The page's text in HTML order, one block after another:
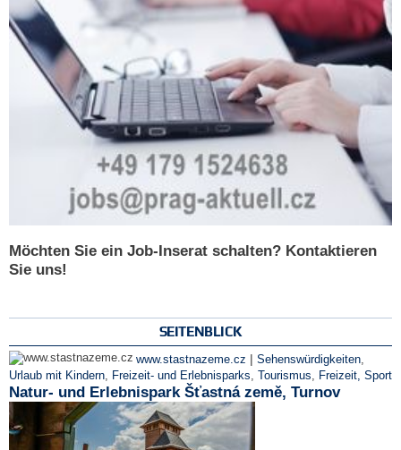
Möchten Sie ein Job-Inserat schalten? Kontaktieren
Sie uns!
SEITENBLICK
www.stastnazeme.cz | Sehenswürdigkeiten,
Urlaub mit Kindern, Freizeit- und Erlebnisparks, Tourismus, Freizeit, Sport
Natur- und Erlebnispark Šťastná země, Turnov